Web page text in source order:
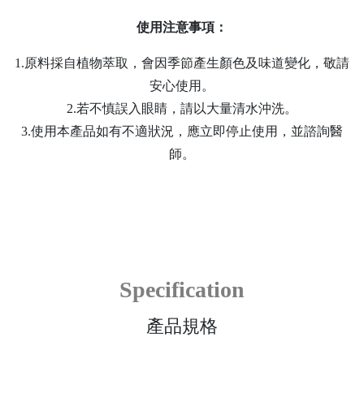
使用注意事項：
1.原料採自植物萃取，會因季節產生顏色及味道變化，敬請
安心使用。
2.若不慎誤入眼睛，請以大量清水沖洗。
3.使用本產品如有不適狀況，應立即停止使用，並諮詢醫
師。
Specification
產品規格